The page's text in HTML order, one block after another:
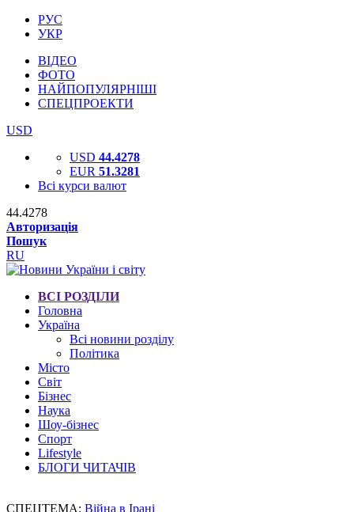
РУС
УКР
ВІДЕО
ФОТО
НАЙПОПУЛЯРНІШІ
СПЕЦПРОЕКТИ
USD
USD 44.4278
EUR 51.3281
Всі курси валют
44.4278
Авторизація
Пошук
RU
ВСІ РОЗДІЛИ
Головна
Україна
Всі новини розділу
Політика
Місто
Світ
Бізнес
Наука
Шоу-бізнес
Спорт
Lifestyle
БЛОГИ ЧИТАЧІВ
СПЕЦТЕМА: Війна в Ірані